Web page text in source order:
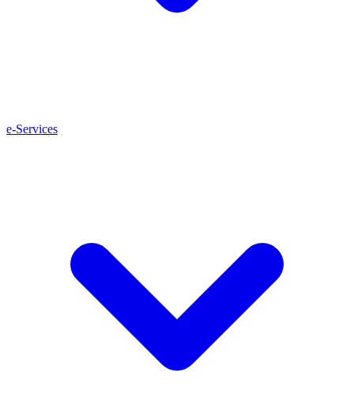
e-Services